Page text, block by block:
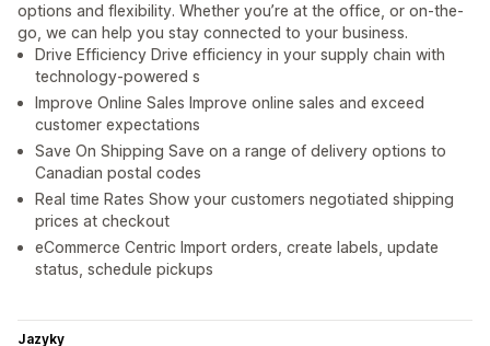
options and flexibility. Whether you’re at the office, or on-the-
go, we can help you stay connected to your business.
Drive Efficiency Drive efficiency in your supply chain with
technology-powered s
Improve Online Sales Improve online sales and exceed
customer expectations
Save On Shipping Save on a range of delivery options to
Canadian postal codes
Real time Rates Show your customers negotiated shipping
prices at checkout
eCommerce Centric Import orders, create labels, update
status, schedule pickups
Jazyky